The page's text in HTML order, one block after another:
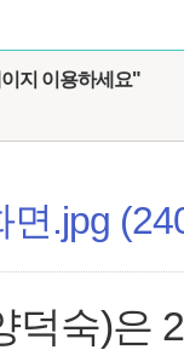
지 이용하세요"
.jpg
덕숙)은